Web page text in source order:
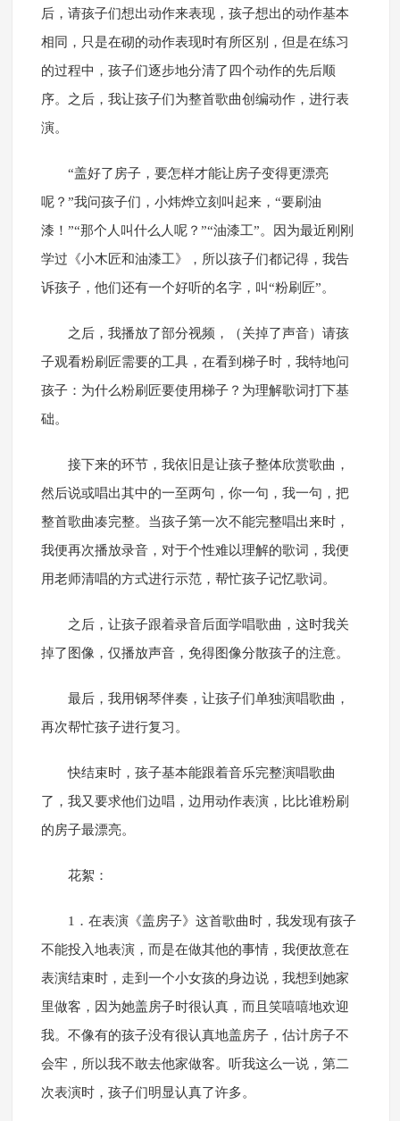
后，请孩子们想出动作来表现，孩子想出的动作基本
相同，只是在砌的动作表现时有所区别，但是在练习
的过程中，孩子们逐步地分清了四个动作的先后顺
序。之后，我让孩子们为整首歌曲创编动作，进行表
演。
“盖好了房子，要怎样才能让房子变得更漂亮
呢？”我问孩子们，小炜烨立刻叫起来，“要刷油
漆！”“那个人叫什么人呢？”“油漆工”。因为最近刚刚
学过《小木匠和油漆工》，所以孩子们都记得，我告
诉孩子，他们还有一个好听的名字，叫“粉刷匠”。
之后，我播放了部分视频，（关掉了声音）请孩
子观看粉刷匠需要的工具，在看到梯子时，我特地问
孩子：为什么粉刷匠要使用梯子？为理解歌词打下基
础。
接下来的环节，我依旧是让孩子整体欣赏歌曲，
然后说或唱出其中的一至两句，你一句，我一句，把
整首歌曲凑完整。当孩子第一次不能完整唱出来时，
我便再次播放录音，对于个性难以理解的歌词，我便
用老师清唱的方式进行示范，帮忙孩子记忆歌词。
之后，让孩子跟着录音后面学唱歌曲，这时我关
掉了图像，仅播放声音，免得图像分散孩子的注意。
最后，我用钢琴伴奏，让孩子们单独演唱歌曲，
再次帮忙孩子进行复习。
快结束时，孩子基本能跟着音乐完整演唱歌曲
了，我又要求他们边唱，边用动作表演，比比谁粉刷
的房子最漂亮。
花絮：
1．在表演《盖房子》这首歌曲时，我发现有孩子
不能投入地表演，而是在做其他的事情，我便故意在
表演结束时，走到一个小女孩的身边说，我想到她家
里做客，因为她盖房子时很认真，而且笑嘻嘻地欢迎
我。不像有的孩子没有很认真地盖房子，估计房子不
会牢，所以我不敢去他家做客。听我这么一说，第二
次表演时，孩子们明显认真了许多。